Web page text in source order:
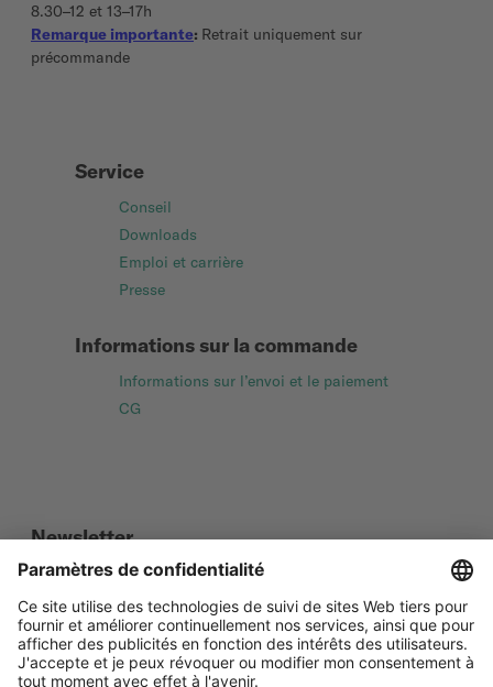
Service
Conseil
Downloads
Emploi et carrière
Presse
Informations sur la commande
Informations sur l’envoi et le paiement
CG
Newsletter
Social Media
8.30–12 et 13–17h
Remarque importante: Retrait uniquement sur
précommande